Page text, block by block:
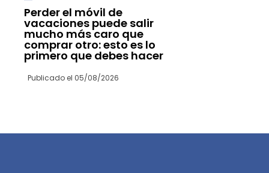
Perder el móvil de
vacaciones puede salir
mucho más caro que
comprar otro: esto es lo
primero que debes hacer
Publicado el 05/08/2026